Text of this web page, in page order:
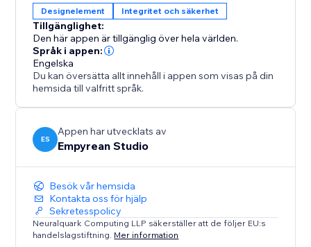
Designelement Integritet och säkerhet
Tillgänglighet:
Den här appen är tillgänglig över hela världen.
Språk i appen:
Engelska
Du kan översätta allt innehåll i appen som visas på din
hemsida till valfritt språk.
ES
Appen har utvecklats av
Empyrean Studio
Besök vår hemsida
Kontakta oss för hjälp
Sekretesspolicy
Neuralquark Computing LLP säkerställer att de följer EU:s
handelslagstiftning. Mer information